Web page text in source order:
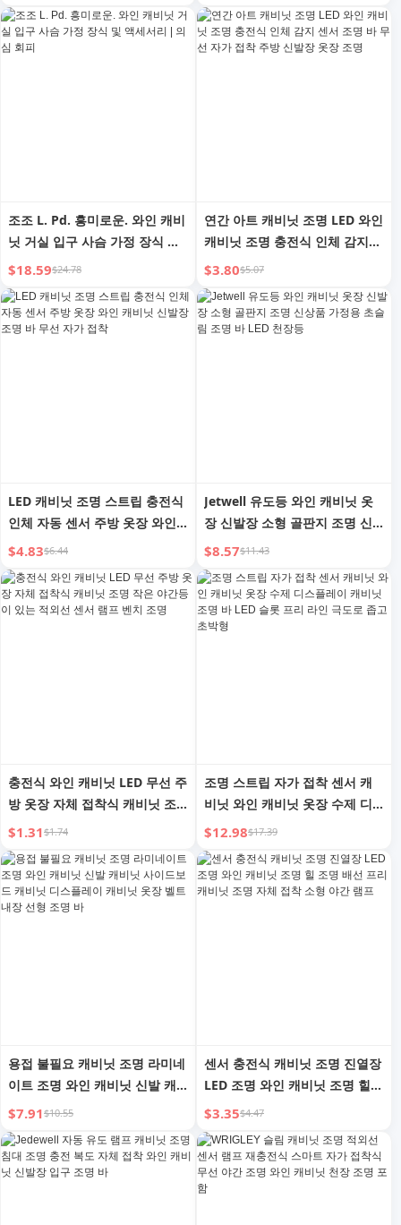
조조 L. Pd. 흥미로운. 와인 캐비
닛 거실 입구 사슴 가정 장식 및
액세서리 | 의심 회피
$18.59$24.78
연간 아트 캐비닛 조명 LED 와인
캐비닛 조명 충전식 인체 감지
센서 조명 바 무선 자가 접착 주
방 신발장 옷장 조명
$3.80$5.07
LED 캐비닛 조명 스트립 충전식
인체 자동 센서 주방 옷장 와인
캐비닛 신발장 조명 바 무선 자
가 접착
$4.83$6.44
Jetwell 유도등 와인 캐비닛 옷
장 신발장 소형 골판지 조명 신
상품 가정용 초슬림 조명 바 LED
천장등
$8.57$11.43
충전식 와인 캐비닛 LED 무선 주
방 옷장 자체 접착식 캐비닛 조
명 작은 야간등이 있는 적외선
센서 램프 벤치 조명
$1.31$1.74
조명 스트립 자가 접착 센서 캐
비닛 와인 캐비닛 옷장 수제 디
스플레이 캐비닛 조명 바 LED 슬
롯 프리 라인 극도로 좁고 초박
형
$12.98$17.39
용접 불필요 캐비닛 조명 라미네
이트 조명 와인 캐비닛 신발 캐
비닛 사이드보드 캐비닛 디스플
레이 캐비닛 옷장 벨트 내장 선
형 조명 바
$7.91$10.55
센서 충전식 캐비닛 조명 진열장
LED 조명 와인 캐비닛 조명 힐
조명 배선 프리 캐비닛 조명 자
체 접착 소형 야간 램프
$3.35$4.47